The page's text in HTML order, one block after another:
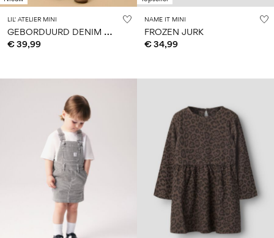
LIL' ATELIER MINI
G
EBORDUURD DENIM JURK
€ 39,99
NAME IT MINI
FROZEN JURK
€ 34,99